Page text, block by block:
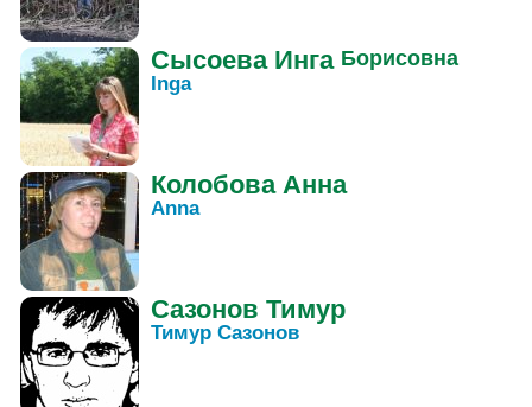
Сысоева Инга Борисовна
Inga
Колобова Анна
Anna
Сазонов Тимур
Тимур Сазонов